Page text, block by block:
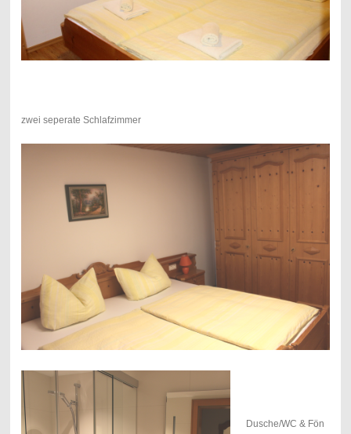
zwei seperate Schlafzimmer
Dusche/WC & Fön